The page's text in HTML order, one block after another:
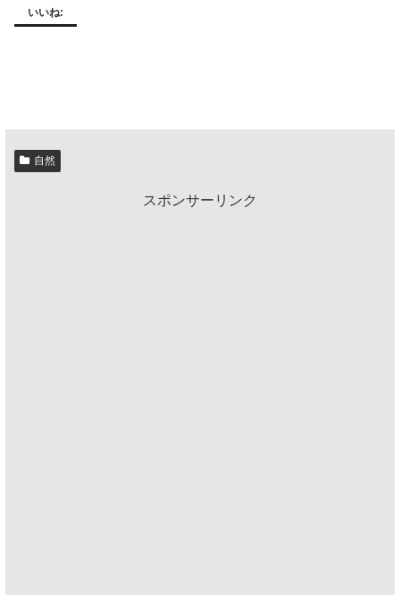
いいね:
自然
スポンサーリンク